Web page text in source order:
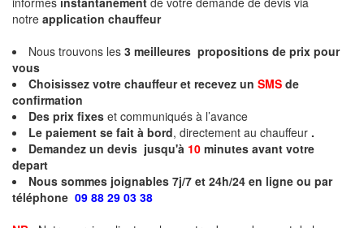
notre application chauffeur
Nous trouvons les 3 meilleures propositions de prix pour
vous
Choisissez votre chauffeur et recevez un SMS de
confirmation
Des prix fixes et communiqués à l’avance
Le paiement se fait à bord, directement au chauffeur .
Demandez un devis jusqu'à 10 minutes avant votre
depart
Nous sommes joignables 7j/7 et 24h/24 en ligne ou par
téléphone 09 88 29 03 38